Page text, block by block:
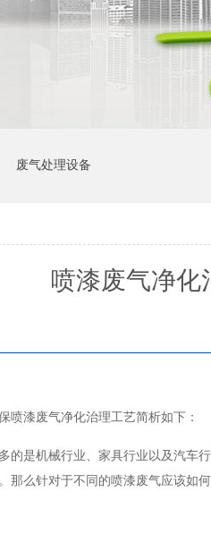
废气处理设备
喷漆废气净化
喷漆废气净化治理工艺简析如下：
的是机械行业、家具行业以及汽车
那么针对于不同的喷漆废气应该如